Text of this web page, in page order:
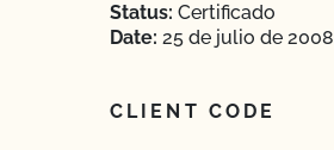
Status: Certificado
Date: 25 de julio de 2008
CLIENT CODE